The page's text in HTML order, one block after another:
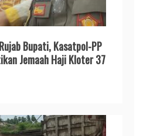
Bupati, Kasatpol-PP
Jemaah Haji Kloter 37